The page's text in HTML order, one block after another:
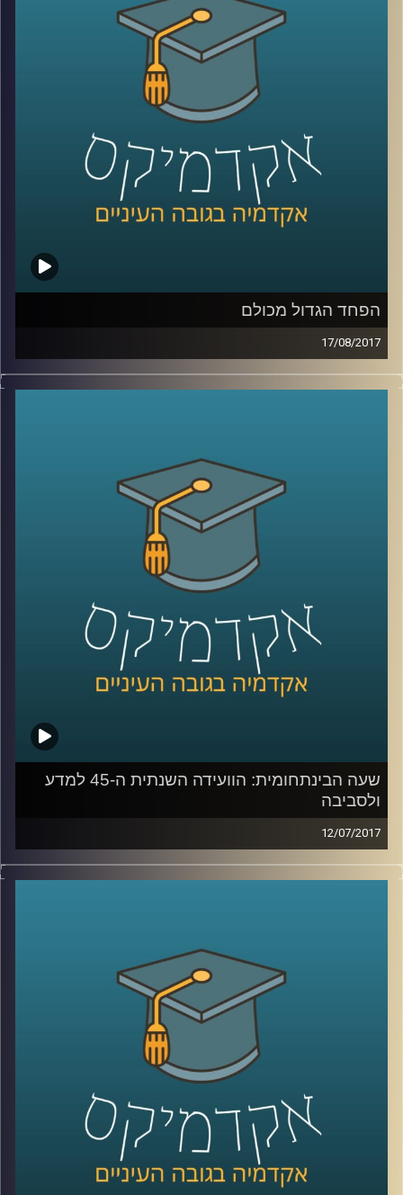
עירן הלפרין בוחן את המציאות הכואבת של
חיינו דרך עולם הרגשות. מהם הרגשות
הדומיננטיים בסכסוך ומהם המשפיעים ביותר?
כיצד חברה מצליחה בכל זאת לשמור על שפיות
קולקטיבית בסכסוך ארוך טווח וכיצד ניתן לחולל
שינוי חברתי ופוליטי באמצעות שיח רגשי
AudioVersity
הפחד הגדול מכולם
17/08/2017
מדוע יש קבוצות באוכלוסיה שידגישו את איום
שגורמים לנו לראות איומים מסוימים כמוחשיים
ובמקביל להפחית מחומרתם של איומים
אחרים? פרופסור גלעד הירשברגר מבית הספר
לפסיכולוגיה מנתח באמצעות מודל ייחודי את
תפיסות האיומים השונות בקרב קבוצות פוליטיות
שונות באוכלוסיה ומסביר כיצד זכרון קולקטיבי
משפיע על התמודדות בשעות משבר
AudioVersity
שעה הבינתחומית: הוועידה השנתית ה-45 למדע
ולסביבה
12/07/2017
תכנית מיוחדת של "השעה הבינתחומית" – ציקי
AudioVersity